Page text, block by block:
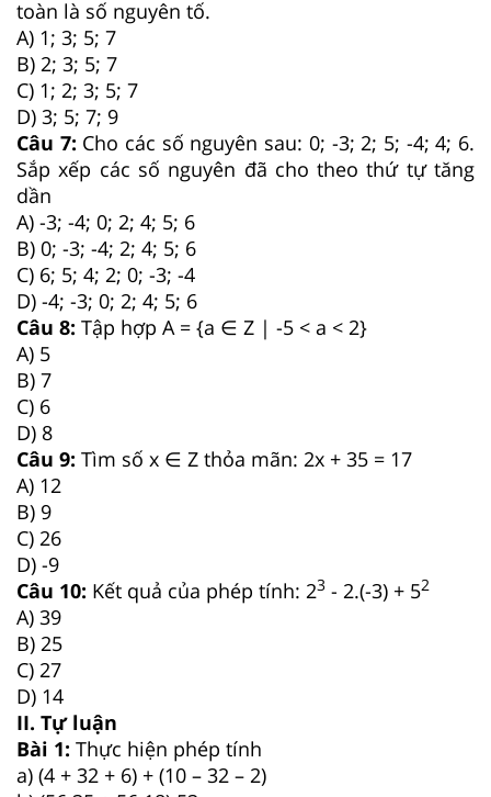
toàn là số nguyên tố.
A) 1; 3; 5; 7
B) 2; 3; 5; 7
C) 1; 2; 3; 5; 7
D) 3; 5; 7; 9
Câu 7: Cho các số nguyên sau: 0; -3; 2; 5; -4; 4; 6.
Sắp xếp các số nguyên đã cho theo thứ tự tăng
dần
A) -3; -4; 0; 2; 4; 5; 6
B) 0; -3; -4; 2; 4; 5; 6
C) 6; 5; 4; 2; 0; -3; -4
D) -4; -3; 0; 2; 4; 5; 6
Câu 8: Tập hợp A = {a ∈ Z | -5 < a < 2}
A) 5
B) 7
C) 6
D) 8
Câu 9: Tìm số x ∈ Z thỏa mãn: 2x + 35 = 17
A) 12
B) 9
C) 26
D) -9
Câu 10: Kết quả của phép tính: 23 - 2.(-3) + 52
A) 39
B) 25
C) 27
D) 14
II. Tự luận
Bài 1: Thực hiện phép tính
a) (4 + 32 + 6) + (10 – 32 – 2)